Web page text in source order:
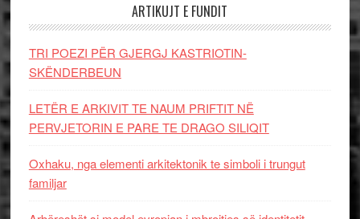
ARTIKUJT E FUNDIT
TRI POEZI PËR GJERGJ KASTRIOTIN-
SKËNDERBEUN
LETËR E ARKIVIT TE NAUM PRIFTIT NË
PERVJETORIN E PARE TE DRAGO SILIQIT
Oxhaku, nga elementi arkitektonik te simboli i trungut
familjar